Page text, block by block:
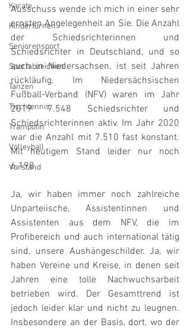
Karate
Kinderturnen
Seniorensport
Sportabzeichen
Tanzen
Tischtennis
Trampolin
Volleyball
Vorstand
Ausschuss wende ich mich in einer sehr
ernsten Angelegenheit an Sie. Die Anzahl
der Schiedsrichterinnen und
Schiedsrichter in Deutschland, und so
auch in Niedersachsen, ist seit Jahren
rückläufig. Im Niedersächsischen
Fußball-Verband (NFV) waren im Jahr
2019 7.548 Schiedsrichter und
Schiedsrichterinnen aktiv. Im Jahr 2020
war die Anzahl mit 7.510 fast konstant.
Mit heutigem Stand leider nur noch
6.198.
Ja, wir haben immer noch zahlreiche
Unparteiische, Assistentinnen und
Assistenten aus dem NFV, die im
Profibereich und auch international tätig
sind, unsere Aushängeschilder. Ja, wir
haben Vereine und Kreise, in denen seit
Jahren eine tolle Nachwuchsarbeit
betrieben wird. Der Gesamttrend ist
jedoch leider klar und nicht zu leugnen.
Insbesondere an der Basis, dort, wo der